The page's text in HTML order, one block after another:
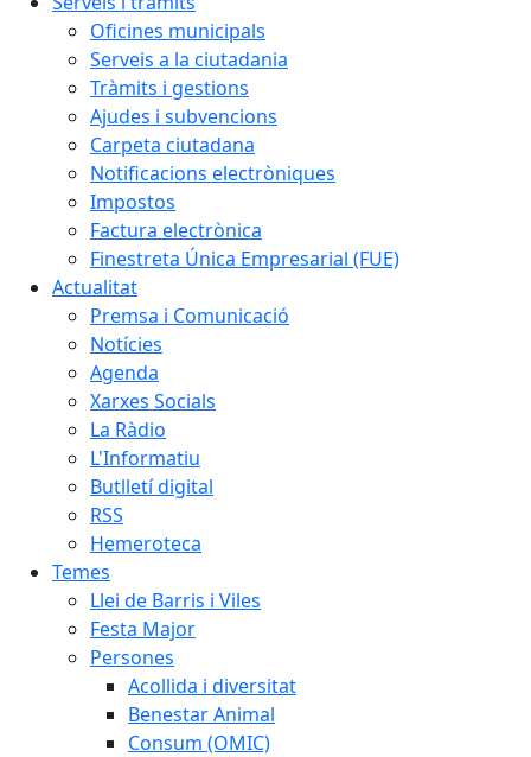
Oficines municipals
Serveis a la ciutadania
Tràmits i gestions
Ajudes i subvencions
Carpeta ciutadana
Notificacions electròniques
Impostos
Factura electrònica
Finestreta Única Empresarial (FUE)
Actualitat
Premsa i Comunicació
Notícies
Agenda
Xarxes Socials
La Ràdio
L'Informatiu
Butlletí digital
RSS
Hemeroteca
Temes
Llei de Barris i Viles
Festa Major
Persones
Acollida i diversitat
Benestar Animal
Consum (OMIC)